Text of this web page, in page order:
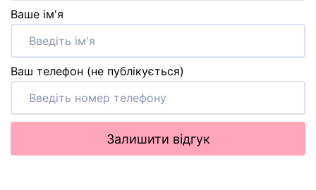
Ваше ім'я
Ваш телефон (не публікується)
Залишити відгук